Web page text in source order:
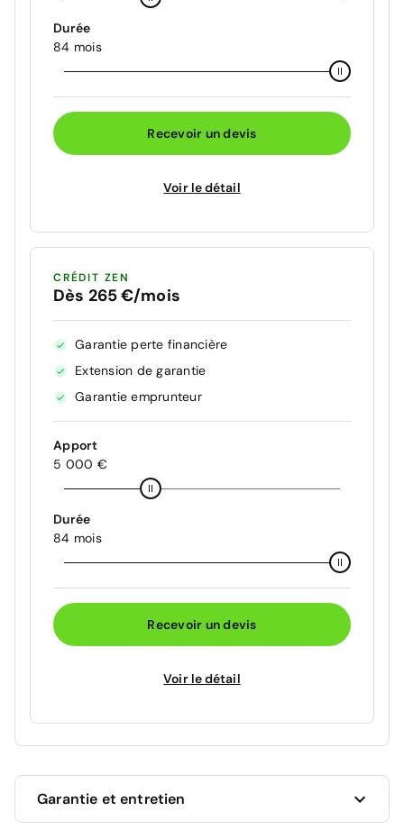
Durée
84 mois
Recevoir un devis
Voir le détail
CRÉDIT ZEN
Dès 265 €/mois
Garantie perte financière
Extension de garantie
Garantie emprunteur
Apport
5 000 €
Durée
84 mois
Recevoir un devis
Voir le détail
Garantie et entretien